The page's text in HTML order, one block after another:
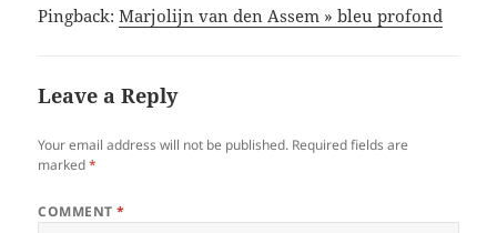
Pingback:Marjolijn van den Assem » bleu profond
Leave a Reply
Your email address will not be published. Required fields are
marked*
COMMENT*